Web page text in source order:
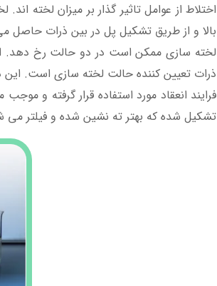
اختلاط از عوامل تاثیر گذار بر میزان لخته
بالا و از طریق تشکیل پل در بین ذرات حاصل
لخته سازی ممکن است در دو حالت رخ دهد.
ذرات تعیین کننده حالت لخته سازی است.
فرایند انعقاد مورد استفاده قرار گرفته و
تشکیل شده که بهتر ته نشین شده و فیلتر می